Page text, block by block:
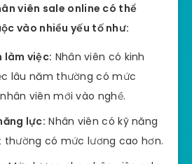
viên sale online có thể
vào nhiều yếu tố như:
làm việc: Nhân viên có kinh
lâu năm thường có mức
viên mới vào nghề.
lực: Nhân viên có kỹ năng
có mức lương cao hơn.